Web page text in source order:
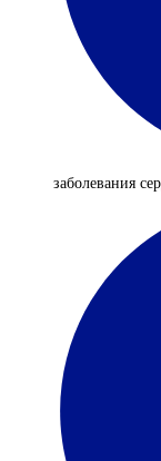
заболевания